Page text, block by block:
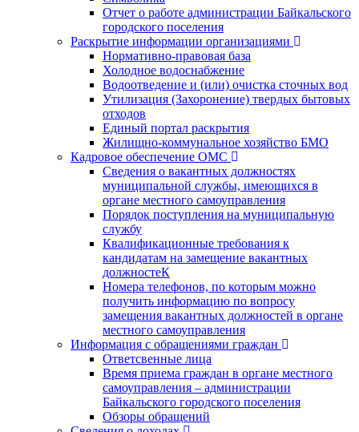
Отчет о работе администрации Байкальского
городского поселения
Раскрытие информации организациями
Нормативно-правовая база
Холодное водоснабжение
Водоотведение и (или) очистка сточных вод
Утилизация (Захоронение) твердых бытовых
отходов
Единый портал раскрытия
Жилищно-коммунальное хозяйство БМО
Кадровое обеспечение ОМС
Сведения о вакантных должностях
муниципальной службы, имеющихся в
органе местного самоуправления
Порядок поступления на муниципальную
службу
Квалификационные требования к
кандидатам на замещение вакантных
должностеК
Номера телефонов, по которым можно
получить информацию по вопросу
замещения вакантных должностей в органе
местного самоуправления
Информация с обращениями граждан
Ответсвенные лица
Время приема граждан в органе местного
самоуправления – администрации
Байкальского городского поселения
Обзоры обращений